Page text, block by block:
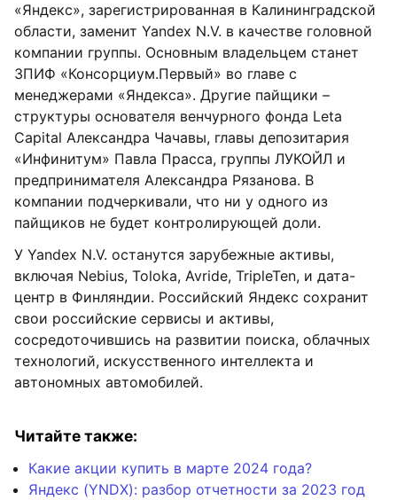
«Яндекс», зарегистрированная в Калининградской
области, заменит Yandex N.V. в качестве головной
компании группы. Основным владельцем станет
ЗПИФ «Консорциум.Первый» во главе с
менеджерами «Яндекса». Другие пайщики –
структуры основателя венчурного фонда Leta
Capital Александра Чачавы, главы депозитария
«Инфинитум» Павла Прасса, группы ЛУКОЙЛ и
предпринимателя Александра Рязанова. В
компании подчеркивали, что ни у одного из
пайщиков не будет контролирующей доли.
У Yandex N.V. останутся зарубежные активы,
включая Nebius, Toloka, Avride, TripleTen, и дата-
центр в Финляндии. Российский Яндекс сохранит
свои российские сервисы и активы,
сосредоточившись на развитии поиска, облачных
технологий, искусственного интеллекта и
автономных автомобилей.
Читайте также:
Какие акции купить в марте 2024 года?
Яндекс (YNDX): разбор отчетности за 2023 год